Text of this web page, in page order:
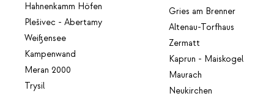
Hahnenkamm Höfen
Plešivec - Abertamy
Weißensee
Kampenwand
Meran 2000
Trysil
Gries am Brenner
Altenau-Torfhaus
Zermatt
Kaprun - Maiskogel
Maurach
Neukirchen